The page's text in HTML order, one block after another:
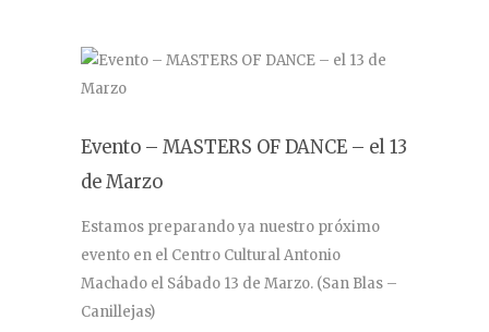
Evento – MASTERS OF DANCE – el 13
de Marzo
Estamos preparando ya nuestro próximo
evento en el Centro Cultural Antonio
Machado el Sábado 13 de Marzo. (San Blas –
Canillejas)